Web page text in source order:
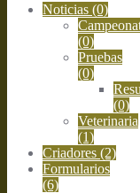
Noticias (0)
(0)
Pruebas
(0)
(0)
Veterinaria
(1)
Criadores (2)
Formularios
(6)